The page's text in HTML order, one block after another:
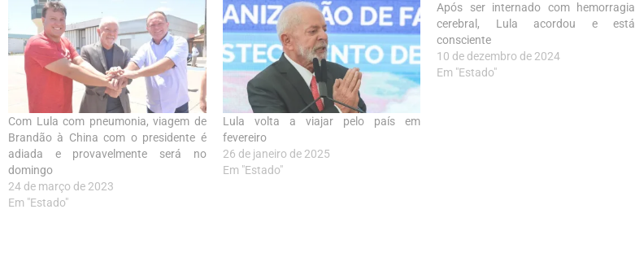
Com Lula com pneumonia, viagem de
Brandão à China com o presidente é
adiada e provavelmente será no
domingo
24 de março de 2023
Em "Estado"
Lula volta a viajar pelo país em
fevereiro
26 de janeiro de 2025
Em "Estado"
Após ser internado com hemorragia
cerebral, Lula acordou e está
consciente
10 de dezembro de 2024
Em "Estado"